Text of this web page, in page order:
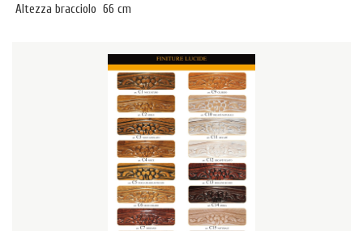
Altezza bracciolo 66 cm